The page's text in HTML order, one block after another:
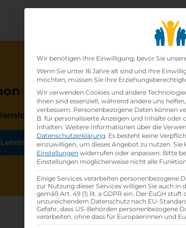
Lehrbetriebesearch
besetzt!
(w/m/d)bei
suchen
Wir benötigen Ihre Einwilligung, bevor Sie
Wenn Sie unter 16 Jahre alt sind und Ihre
möchten, müssen Sie Ihre
Wir verwenden Cookies und andere
ihnen sind essenziell, während andere uns
verbessern. Personenbezogene Daten können
B. für personalisierte Anzeigen und Inhalte oder
Inhalten. Weitere Informationen über die
Datenschutzerklärung. Es besteht keine
einzuwilligen, um dieses Angebot zu nutzen. Sie
Einstellungen widerrufen oder anpassen. Bitte
Einstellungen möglicherweise nicht alle
Einige Services verarbeiten personenbezogene
zur Nutzung dieser Services willigen Sie auch in
gemäß Art. 49 (1) lit. a GDPR ein. Der EuGH stuft
unzureichendem Datenschutz nach EU-
Gefahr, dass US-Behörden personenbezogene
verarbeiten, ohne dass für Europäerinnen und